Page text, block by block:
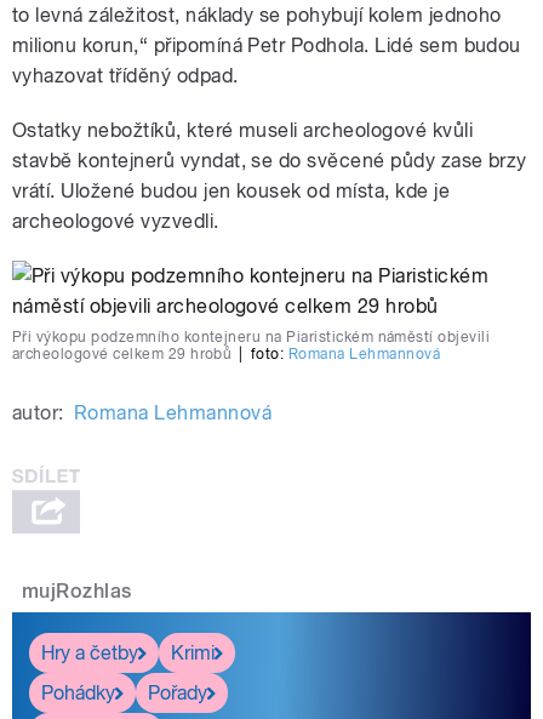
to levná záležitost, náklady se pohybují kolem jednoho
milionu korun,“ připomíná Petr Podhola. Lidé sem budou
vyhazovat tříděný odpad.
Ostatky nebožtíků, které museli archeologové kvůli
stavbě kontejnerů vyndat, se do svěcené půdy zase brzy
vrátí. Uložené budou jen kousek od místa, kde je
archeologové vyzvedli.
Při výkopu podzemního kontejneru na Piaristickém náměstí objevili
archeologové celkem 29 hrobů
foto: Romana Lehmannová
autor: Romana Lehmannová
mujRozhlas
Hry a četby
Krimi
Pohádky
Pořady